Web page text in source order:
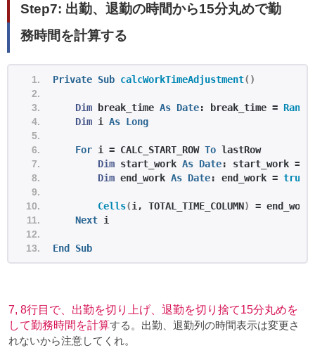
Step7: 出勤、退勤の時間から15分丸めで勤
務時間を計算する
Private Sub calcWorkTimeAdjustment()
Dim break_time As Date: break_time = Range
Dim i As Long
For i = CALC_START_ROW To lastRow
Dim start_work As Date: start_work =
Dim end_work As Date: end_work =
Cells(i, TOTAL_TIME_COLUMN)
=
Next i
End Sub
7, 8行目で、出勤を切り上げ、退勤を切り捨て15分丸めを
して勤務時間を計算する。出勤、退勤列の時間表示は変更さ
れないから注意してくれ。